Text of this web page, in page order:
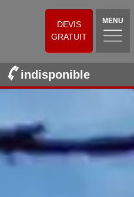
DEVIS
GRATUIT
MENU
indisponible